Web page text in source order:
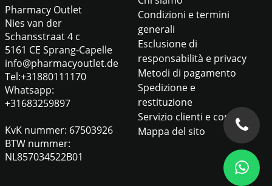
Pharmacy Outlet
Nies van der
Schansstraat 4 c
5161 CE Sprang-Capelle
info@pharmacyoutlet.de
Tel:+31880111170
Whatsapp:
+31683259897
KvK nummer: 67503926
BTW nummer:
NL857034522B01
Condizioni e termini
generali
Esclusione di
responsabilità e privacy
Metodi di pagamento
Spedizione e
restituzione
Servizio clienti e contatti
Mappa del sito